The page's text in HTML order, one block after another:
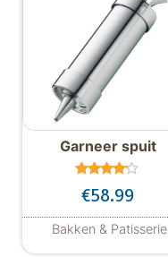
Garneer spuit
eerd
uit 5
€58.99
Bakken & Patisserie